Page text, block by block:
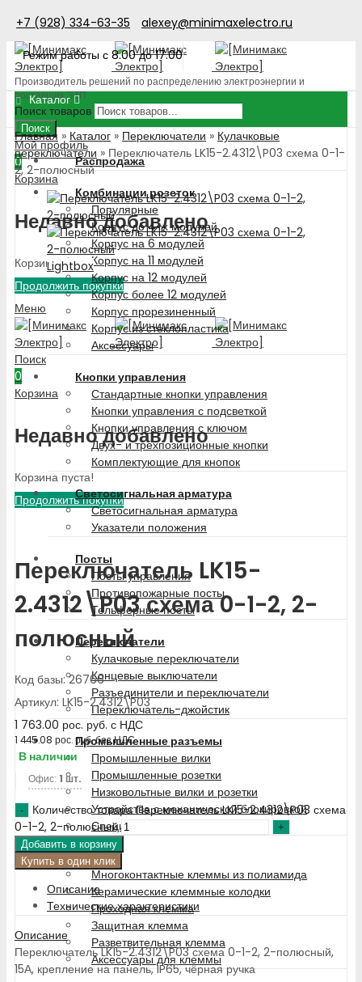
+7 (928) 334-63-35
alexey@minimaxelectro.ru
Режим работы с 8.00 до 17.00
Производитель решений по распределению электроэнергии и
поставщик ЭТП
Поиск товаров
Поиск
Мой профиль
0
Корзина
Недавно добавлено
Корзина пуста!
Продолжить покупки
Меню
Поиск
0
Корзина
Недавно добавлено
Корзина пуста!
Продолжить покупки
Каталог
Распродажа
Комбинации розеток
Популярные
Корпус до 4-х модулей
Корпус на 6 модулей
Корпус на 11 модулей
Корпус на 12 модулей
Корпус более 12 модулей
Корпус прорезиненный
Корпус из стеклопластика
Аксессуары
Кнопки управления
Стандартные кнопки управления
Кнопки управления с подсветкой
Кнопки управления с ключом
Двух- и трехпозиционные кнопки
Комплектующие для кнопок
Светосигнальная арматура
Светосигнальная арматура
Указатели положения
Посты
Посты управления
Противопожарные посты
Тельферные посты
Переключатели
Кулачковые переключатели
Концевые выключатели
Разъединители и переключатели
Переключатель-джойстик
Промышленные разъемы
Промышленные вилки
Промышленные розетки
Низковольтные вилки и розетки
Устройства с механической блокировкой
Специальные наборы
Клемма
Многоконтактные клеммы из полиамида
Керамические клеммные колодки
Проходная клемма
Защитная клемма
Разветвительная клемма
Аксессуары для клеммы
Главная » Каталог » Переключатели » Кулачковые
переключатели » Переключатель LK15-2.4312\P03 схема 0-1-
2, 2-полюсный
Lightbox
Переключатель LK15-
2.4312\P03 схема 0-1-2, 2-
полюсный
Код базы: 26766
Артикул: LK15-2.4312\P03
1 763.00 рос. руб. с НДС
1 445.08 рос. руб.без НДС
В наличии
Офис: 1 шт.
Количество товара Переключатель LK15-2.4312\P03 схема
0-1-2, 2-полюсный
Добавить в корзину
Купить в один клик
Описание
Технические характеристики
Описание
Переключатель LK15-2.4312\P03 схема 0-1-2, 2-полюсный,
15А, крепление на панель, IP65, чёрная ручка